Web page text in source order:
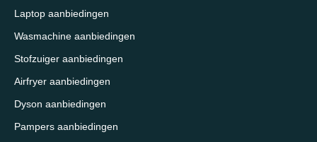
Laptop aanbiedingen
Wasmachine aanbiedingen
Stofzuiger aanbiedingen
Airfryer aanbiedingen
Dyson aanbiedingen
Pampers aanbiedingen